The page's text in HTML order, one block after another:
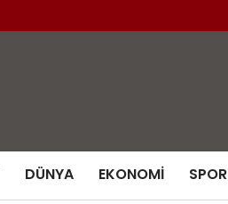
DÜNYA EKONOMI SPOR